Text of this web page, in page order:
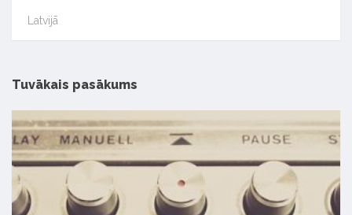
Latvijā
Tuvākais pasākums